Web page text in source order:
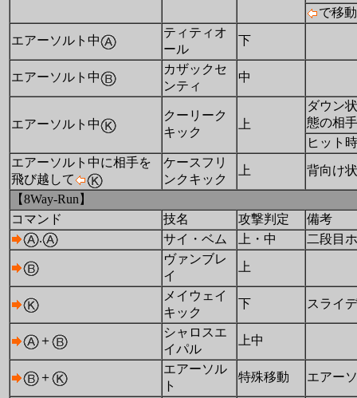
で移
エアーソルト中
ティティオ
ール
下
エアーソルト中
カザックセ
ンティ
中
エアーソルト中
クーリーク
キック
上
ダウン
態の相
ヒット
エアーソルト中に相手を
飛び越して
ケースフリ
ンクキック
上 背向け
【8Way-Run】
コマンド
技名 攻撃判定
備考
.
サイ・ベム 上・中
二段目
ヴァンブレ
イ
上
メイウェイ
キック
下 スライ
＋
シャロスエ
イパル
上中
＋
エアーソル
ト
特殊移動 エアー